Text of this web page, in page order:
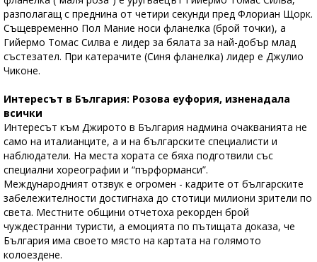
разполагащ с преднина от четири секунди пред Флориан Щорк.
Същевременно Пол Мание носи фланелка (брой точки), а
Гийермо Томас Силва е лидер за бялата за най-добър млад
състезател. При катерачите (Синя фланелка) лидер е Джулио
Чиконе.
Интересът в България: Розова еуфория, изненадала
всички
Интересът към Джирото в България надмина очакванията не
само на италианците, а и на българските специалисти и
наблюдатели. На места хората се бяха подготвили със
специални хореографии и “пърформанси”.
Международният отзвук е огромен - кадрите от българските
забележителности достигнаха до стотици милиони зрители по
света. Местните общини отчетоха рекорден брой
чуждестранни туристи, а емоцията по пътищата доказа, че
България има своето място на картата на голямото
колоездене.